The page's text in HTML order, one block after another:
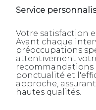
Service
Votre satisfaction
Avant chaque
préoccupations
attentivement
recommandations
ponctualité et
approche,
hautes qualités.